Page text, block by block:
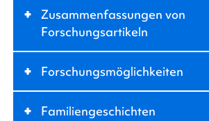
+
Zusammenfassungen von
Forschungsartikeln
+ Forschungsmöglichkeiten
+ Familiengeschichten